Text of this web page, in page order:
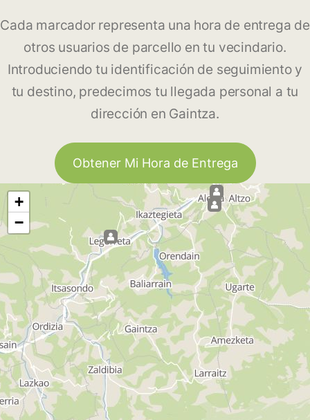
Cada marcador representa una hora de entrega de
otros usuarios de parcello en tu vecindario.
Introduciendo tu identificación de seguimiento y
tu destino, predecimos tu llegada personal a tu
dirección en Gaintza.
Obtener Mi Hora de Entrega
+
−